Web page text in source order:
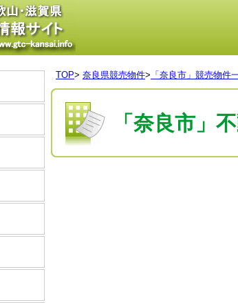
TOP> 奈良県競売物件> 「奈良市」競売物件
「奈良市」